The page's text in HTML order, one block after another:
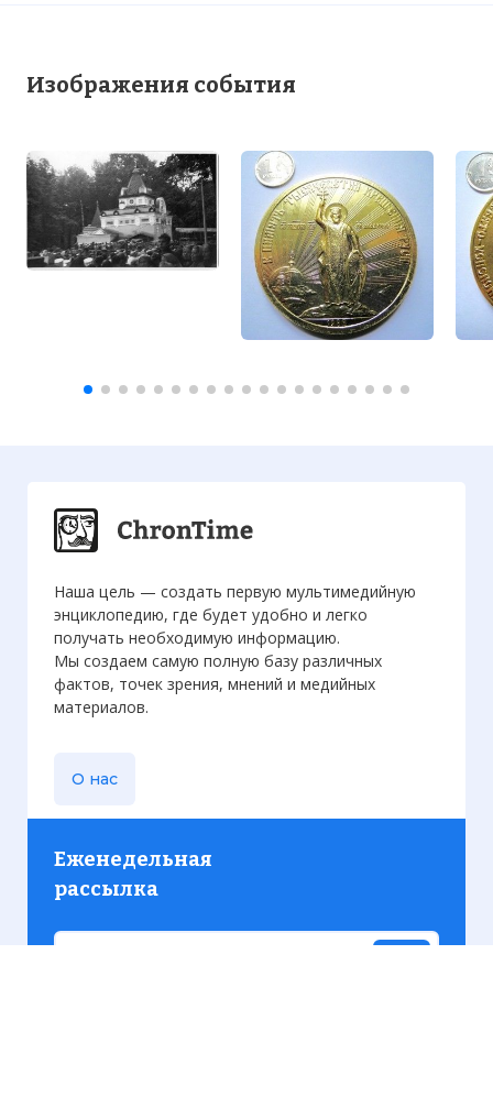
Изображения события
Наша цель — создать первую мультимедийную
энциклопедию, где будет удобно и легко
получать необходимую информацию.
Мы создаем самую полную базу различных
фактов, точек зрения, мнений и медийных
материалов.
О нас
Еженедельная
рассылка